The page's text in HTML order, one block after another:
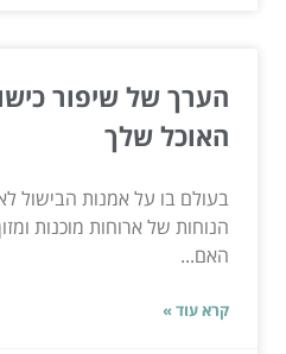
הערך של שיפור
האוכל שלך
בעולם בו על אמנות הבישול
הנוחות של ארוחות מוכנות
האם...
קרא עוד »